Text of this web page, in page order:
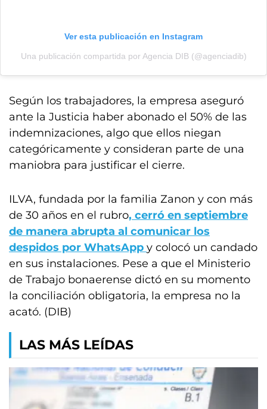
Ver esta publicación en Instagram
Una publicación compartida por Agencia DIB (@agenciadib)
Según los trabajadores, la empresa aseguró
ante la Justicia haber abonado el 50% de las
indemnizaciones, algo que ellos niegan
categóricamente y consideran parte de una
maniobra para justificar el cierre.
ILVA, fundada por la familia Zanon y con más
de 30 años en el rubro, cerró en septiembre
de manera abrupta al comunicar los
despidos por WhatsApp y colocó un candado
en sus instalaciones. Pese a que el Ministerio
de Trabajo bonaerense dictó en su momento
la conciliación obligatoria, la empresa no la
acató. (DIB)
LAS MÁS LEÍDAS